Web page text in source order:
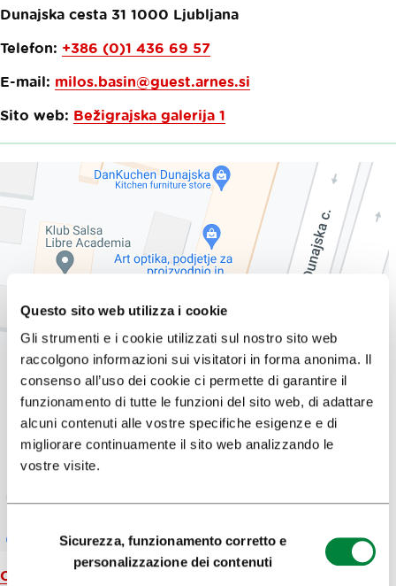
Questo sito web utilizza i cookie
Gli strumenti e i cookie utilizzati sul nostro sito web
raccolgono informazioni sui visitatori in forma anonima. Il
consenso all’uso dei cookie ci permette di garantire il
funzionamento di tutte le funzioni del sito web, di adattare
alcuni contenuti alle vostre specifiche esigenze e di
migliorare continuamente il sito web analizzando le
vostre visite.
del
consenso
Sicurezza, funzionamento corretto e
personalizzazione dei contenuti
Dunajska cesta 31 1000 Ljubljana
Telefon: +386 (0)1 436 69 57
E-mail: milos.basin@guest.arnes.si
Sito web: Bežigrajska galerija 1
Carta geografica